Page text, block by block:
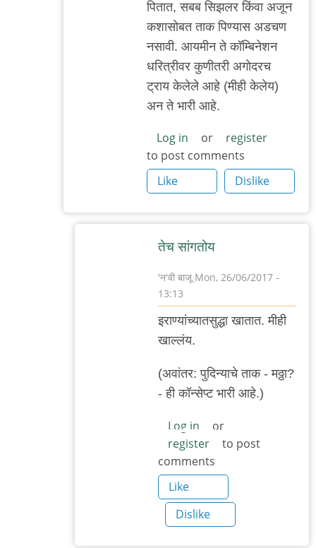
सिझलर्स
ताकाबरोबर
म्हणजे
एक
आदूबाळ
पितात‌, स‌ब‌ब सिझ‌ल‌र किंवा अजून
क‌शासोब‌त‌ ताक पिण्यास अड‌च‌ण
न‌सावी. आय‌मीन‌ ते कॉम्बिनेश‌न
ध‌रित्रीव‌र‌ कुणीत‌री अगोद‌र‌च
ट्राय केलेले आहे (मीही केलेय‌)
अन ते भारी आहे.
Log in or
register
to post comments
Like
Dislike
तेच सांगतोय
'न'वी बाजूMon, 26/06/2017 -
13:13
reply
तुर्कांच्यात
चिक‌न‌ब‌रोब‌र
बॅटमॅन
इराण्यांच्यातसुद्धा खातात. मीही
खाल्लंय.
(अवांतर: पुदिन्याचे ताक - मठ्ठा?
- ही कॉन्सेप्ट भारी आहे.)
Log in
or
register
to post
comments
Like
Dislike